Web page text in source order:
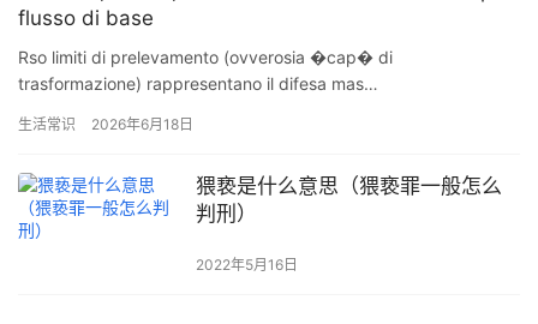
flusso di base
Rso limiti di prelevamento (ovverosia �cap� di
trasformazione) rappresentano il difesa mas…
生活常识 2026年6月18日
猥亵是什么意思（猥亵罪一般怎么
判刑）
2022年5月16日